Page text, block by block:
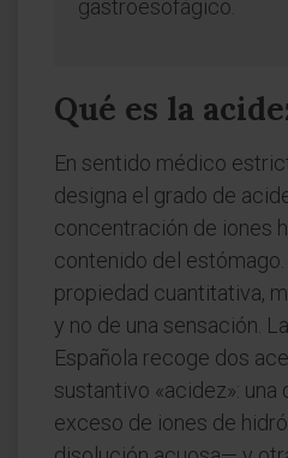
gastroesofágico.
Qué es la
En sentido médico
designa el grado de
concentración de iones
contenido del estómago.
propiedad cuantitativa,
y no de una sensación.
Española recoge dos
sustantivo «acidez»:
exceso de iones de